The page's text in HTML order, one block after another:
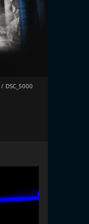
/ DSC_5000